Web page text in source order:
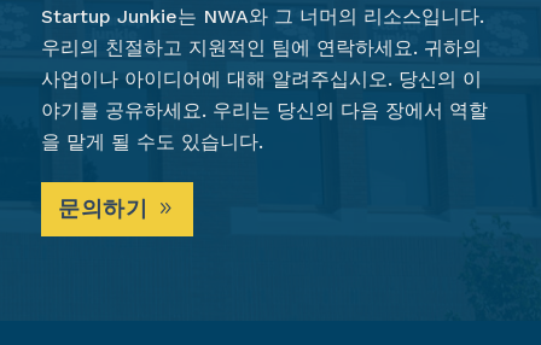
Startup Junkie는 NWA와 그 너머의 리소스입니다.
우리의 친절하고 지원적인 팀에 연락하세요. 귀하의
사업이나 아이디어에 대해 알려주십시오. 당신의 이
야기를 공유하세요. 우리는 당신의 다음 장에서 역할
을 맡게 될 수도 있습니다.
문의하기